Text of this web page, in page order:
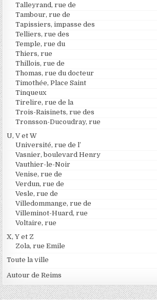
Talleyrand, rue de
Tambour, rue de
Tapissiers, impasse des
Telliers, rue des
Temple, rue du
Thiers, rue
Thillois, rue de
Thomas, rue du docteur
Timothée, Place Saint
Tinqueux
Tirelire, rue de la
Trois-Raisinets, rue des
Tronsson-Ducoudray, rue
U, V et W
Université, rue de l’
Vasnier, boulevard Henry
Vauthier-le-Noir
Venise, rue de
Verdun, rue de
Vesle, rue de
Villedommange, rue de
Villeminot-Huard, rue
Voltaire, rue
X, Y et Z
Zola, rue Emile
Toute la ville
Autour de Reims